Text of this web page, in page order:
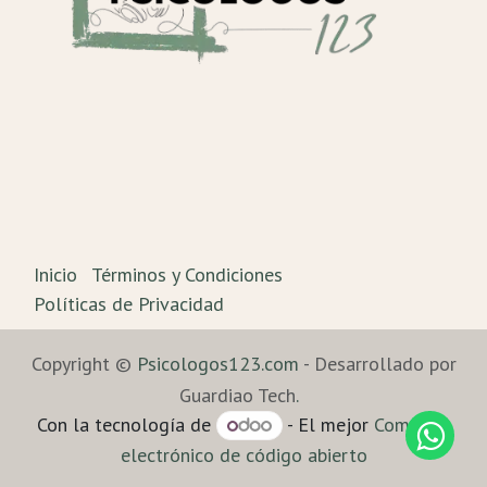
Inicio
Términos y Condiciones
Políticas de Privacidad
Copyright © Psicologos123.com - Desarrollado por
Guardiao Tech.
Con la tecnología de
- El mejor Comercio
electrónico de código abierto